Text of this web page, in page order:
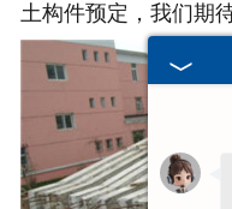
土构件预定，我们期